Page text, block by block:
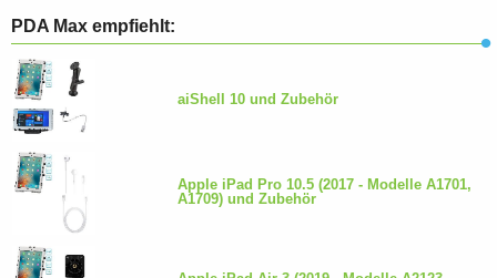
PDA Max empfiehlt:
aiShell 10 und Zubehör
Apple iPad Pro 10.5 (2017 - Modelle A1701,
A1709) und Zubehör